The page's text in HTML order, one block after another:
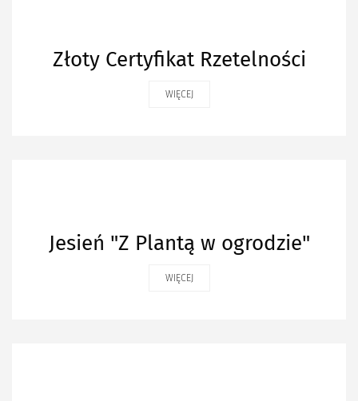
Złoty Certyfikat Rzetelności
WIĘCEJ
Jesień "Z Plantą w ogrodzie"
WIĘCEJ